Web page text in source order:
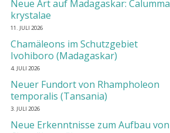
Neue Art auf Madagaskar: Calumma
krystalae
11. JULI 2026
Chamäleons im Schutzgebiet
Ivohiboro (Madagaskar)
4. JULI 2026
Neuer Fundort von Rhampholeon
temporalis (Tansania)
3. JULI 2026
Neue Erkenntnisse zum Aufbau von